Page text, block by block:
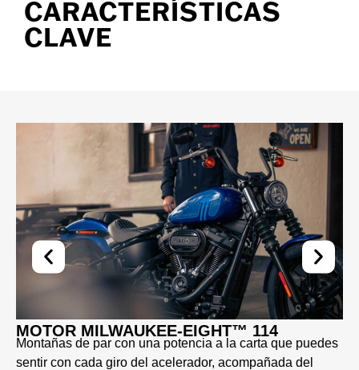
CARACTERÍSTICAS
CLAVE
MOTOR MILWAUKEE-EIGHT™ 114
Montañas de par con una potencia a la carta que puedes
sentir con cada giro del acelerador, acompañada del